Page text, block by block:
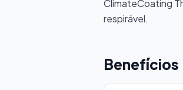
ClimateCoating
respirável.
Benefícios